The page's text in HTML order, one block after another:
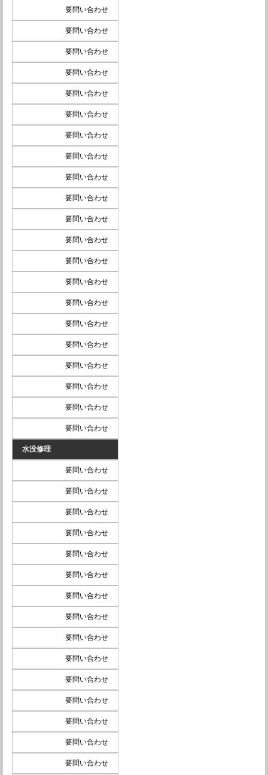
要問い合わせ
要問い合わせ
要問い合わせ
要問い合わせ
要問い合わせ
要問い合わせ
要問い合わせ
要問い合わせ
要問い合わせ
要問い合わせ
要問い合わせ
要問い合わせ
要問い合わせ
要問い合わせ
要問い合わせ
要問い合わせ
要問い合わせ
要問い合わせ
要問い合わせ
要問い合わせ
要問い合わせ
水没修理
要問い合わせ
要問い合わせ
要問い合わせ
要問い合わせ
要問い合わせ
要問い合わせ
要問い合わせ
要問い合わせ
要問い合わせ
要問い合わせ
要問い合わせ
要問い合わせ
要問い合わせ
要問い合わせ
要問い合わせ